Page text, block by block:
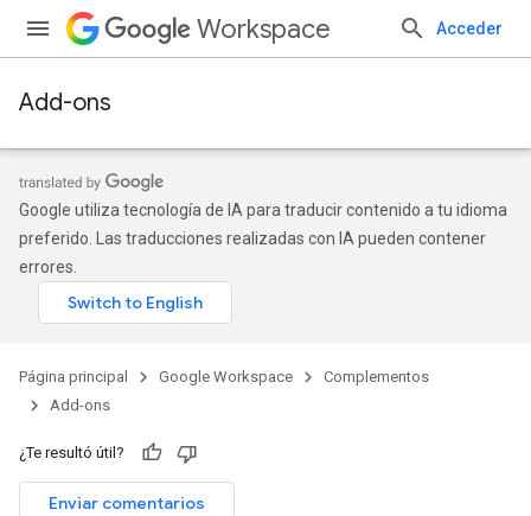
Workspace Acceder
Add-ons
Google utiliza tecnología de IA para traducir contenido a tu idioma
preferido. Las traducciones realizadas con IA pueden contener
errores.
Página principal Google Workspace
Complementos
Add-ons
¿Te resultó útil?
Enviar comentarios